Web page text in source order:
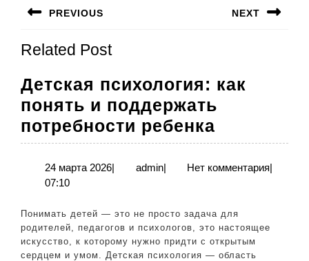
по
записям
PREVIOUS
запись:
NEXT
Related Post
Детская психология: как
понять и поддержать
потребности ребенка
как
и
24 марта 202624
| adminadmin
| Нет комментария|
07:10
Понимать детей — это не просто задача для
родителей, педагогов и психологов, это настоящее
искусство, к которому нужно придти с открытым
сердцем и умом. Детская психология — область